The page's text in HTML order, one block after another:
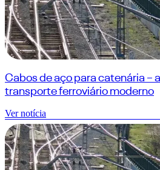
Cabos de aço para catenária –
transporte ferroviário moderno
Ver notícia